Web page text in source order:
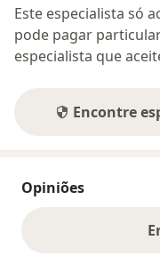
Este especialista só
pode pagar
especialista que
Encontre
Opiniões